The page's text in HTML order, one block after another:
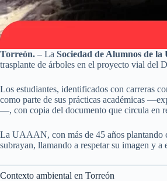
Torreón. – La Sociedad de Alumnos de
trasplante de árboles en el proyecto vial del
Los estudiantes, identificados con carreras
como parte de sus prácticas académicas
—, con copia del documento que circula en
La UAAAN, con más de 45 años plantando
subrayan, llamando a respetar su imagen y
Contexto ambiental en Torreón